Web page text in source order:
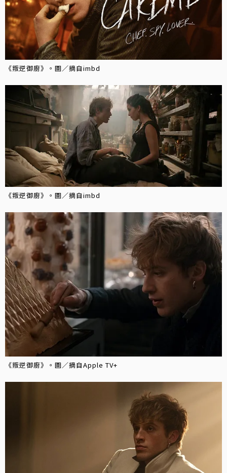
《叛逆御廚》。圖／摘自imbd
《叛逆御廚》。圖／摘自imbd
《叛逆御廚》。圖／摘自Apple TV+